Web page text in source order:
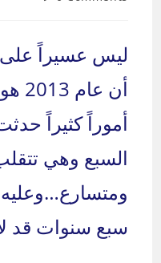
ليس عسيراً
أموراً كثيراً
السبع وهي
سبع سنوات قد